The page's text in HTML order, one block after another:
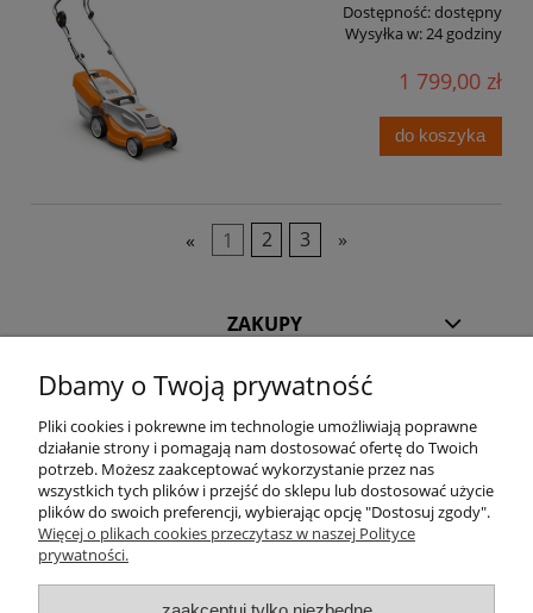
Dostępność:dostępny
Wysyłka w:24 godziny
1 799,00 zł
do koszyka
« 1 2 3 »
ZAKUPY
POMOC
INFORMACJE
KILKA SŁÓW O NAS
Dbamy o Twoją prywatność
Pliki cookies i pokrewne im technologie umożliwiają poprawne
działanie strony i pomagają nam dostosować ofertę do Twoich
potrzeb. Możesz zaakceptować wykorzystanie przez nas
wszystkich tych plików i przejść do sklepu lub dostosować użycie
plików do swoich preferencji, wybierając opcję "Dostosuj zgody".
Więcej o plikach cookies przeczytasz w naszej Polityce
prywatności.